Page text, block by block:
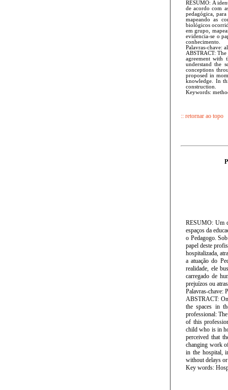
RESUMO: A
de acordo com
pedagógica,
mapeando as
biológicos
em grupo,
evidencia-se o
conhecimento.
Palavras-chave:
ABSTRACT: The
agreement with
understand the
conceptions
proposed in
knowledge. In
construction.
Keywords:
:: retornar ao topo
RESUMO: Um
espaços da
o Pedagogo.
papel deste
hospitalizada,
a atuação do
realidade, ele
carregado de
prejuízos ou
Palavras-chave:
ABSTRACT:
the spaces in
professional:
of this
child who is in
perceived that
changing work
in the hospital,
without delays
Key words: